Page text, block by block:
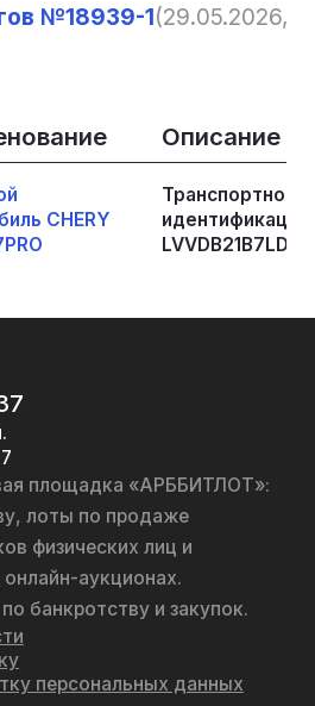
№18939-1(29.05.2026,
Описание
CHERY
Транспортное
площадка «АРББИТЛОТ»:
лоты по продаже
физических лиц и
аукционах.
банкротству и закупок.
персональных данных